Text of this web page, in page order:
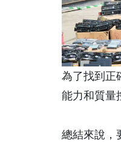
為了找到正
能力和質量
總結來說，